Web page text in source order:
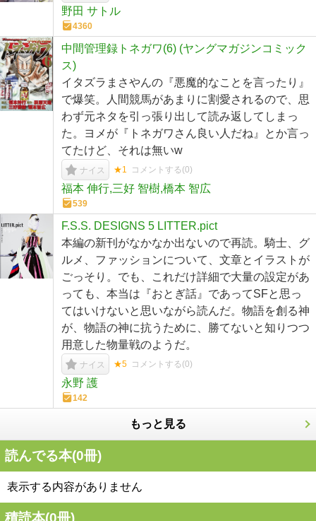
野田 サトル
4360
中間管理録トネガワ(6) (ヤングマガジンコミック
ス)
イタズラまさやんの『悪魔的なことを言ったり』
で爆笑。人間競馬があまりに割愛されるので、思
わず元ネタを引っ張り出して読み返してしまっ
た。ヨメが『トネガワさん良い人だね』とか言っ
てたけど、それは無いw
ナイス ★1 コメントする(0)
福本 伸行,三好 智樹,橋本 智広
539
F.S.S. DESIGNS 5 LITTER.pict
本編の新刊がなかなか出ないので再読。騎士、グ
ルメ、ファッションについて、文章とイラストが
ごっそり。でも、これだけ詳細で大量の設定があ
っても、本当は『おとぎ話』であってSFと思っ
てはいけないと思いながら読んだ。物語を創る神
が、物語の神に抗うために、勝てないと知りつつ
用意した物量戦のようだ。
ナイス ★5 コメントする(0)
永野 護
142
もっと見る
読んでる本(0冊)
表示する内容がありません
積読本(0冊)